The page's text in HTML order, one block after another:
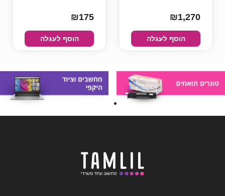
₪1,270
הוסף לעגלה
₪175
הוסף לעגלה